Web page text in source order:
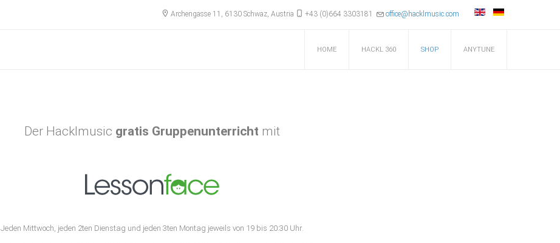
Archengasse 11, 6130 Schwaz, Austria +43 (0)664 3303181 office@hacklmusic.com
HOME HACKL 360 SHOP ANYTUNE
Der Hacklmusic gratis Gruppenunterricht mit
Jeden Mittwoch, jeden 2ten Dienstag und jeden 3ten Montag jeweils von 19 bis 20:30 Uhr.